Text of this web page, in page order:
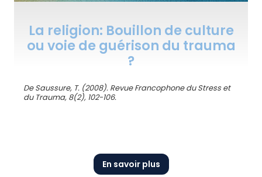
La religion: Bouillon de culture
ou voie de guérison du trauma
?
De Saussure, T. (2008). Revue Francophone du Stress et
du Trauma, 8(2), 102-106.
En savoir plus